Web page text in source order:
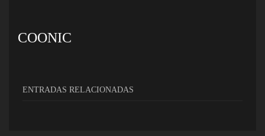
COONIC
ENTRADAS RELACIONADAS